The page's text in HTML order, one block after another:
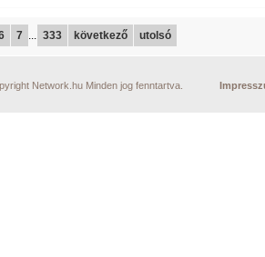
7 ... 333 következő utolsó
Network.hu Minden jog fenntartva.